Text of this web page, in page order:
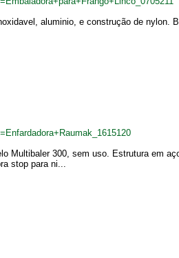
aluminio, e construção de
Multibaler 300, sem uso. Estrutura em
stop para ni...